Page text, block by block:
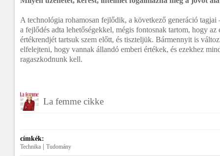
A technológia rohamosan fejlődik, a következő generáció tagjai
a fejlődés adta lehetőségekkel, mégis fontosnak tartom, hogy az
értékrendjét tartsuk szem előtt, és tiszteljük. Bármennyit is
elfelejteni, hogy vannak állandó emberi értékek, és ezekhez
ragaszkodnunk kell.
La femme cikke
címkék:
Technika Tudomány